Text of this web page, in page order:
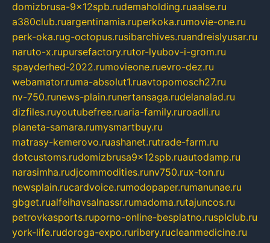
domizbrusa-9x12spb.rudemaholding.ruaalse.ru
a380club.ruargentinamia.ruperkoka.rumovie-one.ru
perk-oka.rug-octopus.rusibarchives.ruandreislyusar.ru
naruto-x.rupursefactory.rutor-lyubov-i-grom.ru
spayderhed-2022.rumovieone.ruevro-dez.ru
webamator.ruma-absolut1.ruavtopomosch27.ru
nv-750.runews-plain.runertansaga.rudelanalad.ru
dizfiles.ruyoutubefree.ruaria-family.ruroadli.ru
planeta-samara.rumysmartbuy.ru
matrasy-kemerovo.ruashanet.rutrade-farm.ru
dotcustoms.rudomizbrusa9x12spb.ruautodamp.ru
narasimha.rudjcommodities.runv750.rux-ton.ru
newsplain.rucardvoice.rumodopaper.rumanunae.ru
gbget.rualfeihavsalnassr.rumadoma.rutajuncos.ru
petrovkasports.ruporno-online-besplatno.rusplclub.ru
york-life.rudoroga-expo.ruribery.rucleanmedicine.ru